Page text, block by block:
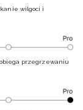
wilgoci i
przegrzewaniu